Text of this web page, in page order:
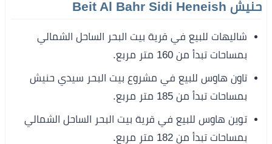
حنيش Beit Al Bahr Sidi Heneish
شاليهات للبيع في قرية بيت البحر الساحل الشمالي
بمساحات تبدأ من 160 متر مربع.
تاون هاوس للبيع في مشروع بيت البحر سيدي حنيش
بمساحات تبدأ من 185 متر مربع.
توين هاوس للبيع في قرية بيت البحر الساحل الشمالي
بمساحات تبدأ من 182 متر مربع.